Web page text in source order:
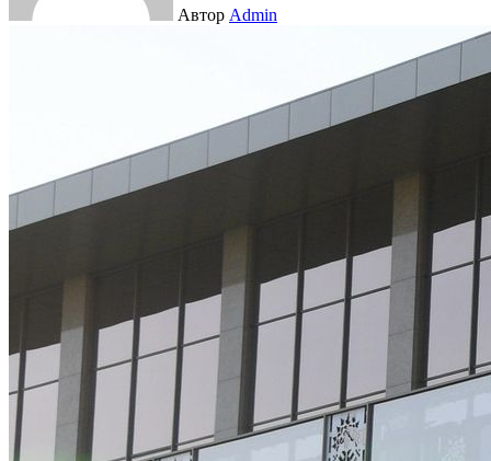
Автор Admin